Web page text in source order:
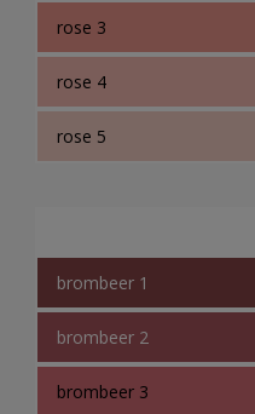
rose 3
rose 4
rose 5
brombeer 1
brombeer 2
brombeer 3